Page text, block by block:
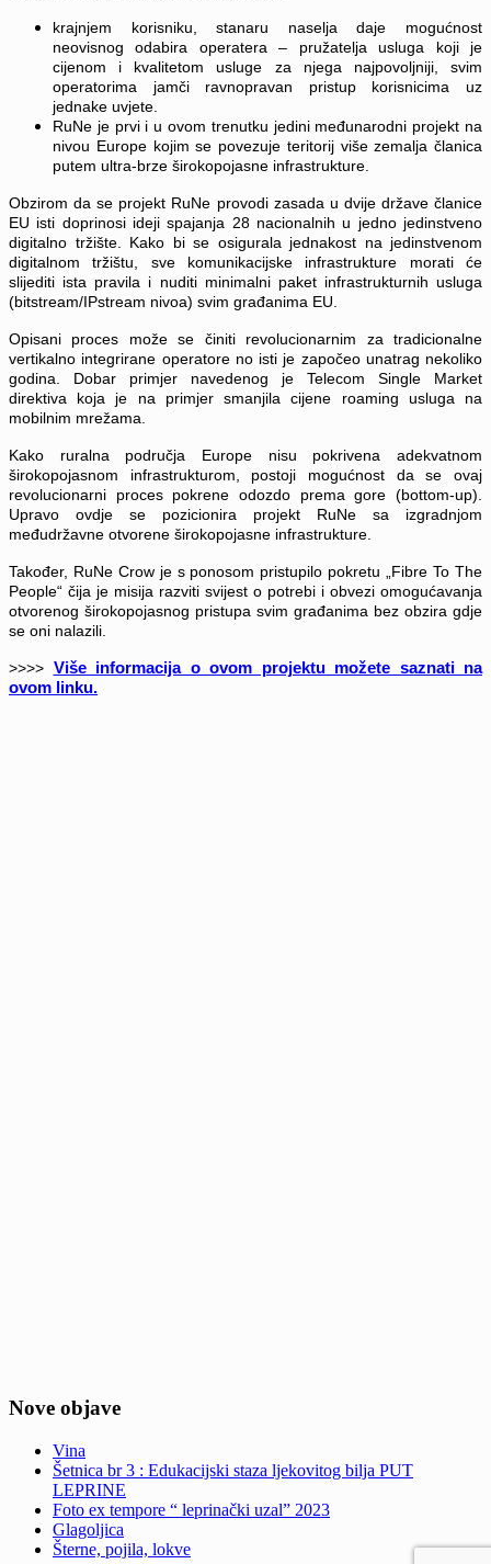
krajnjem korisniku, stanaru naselja daje mogućnost
neovisnog odabira operatera – pružatelja usluga koji je
cijenom i kvalitetom usluge za njega najpovoljniji, svim
operatorima jamči ravnopravan pristup korisnicima uz
jednake uvjete.
RuNe je prvi i u ovom trenutku jedini međunarodni projekt na
nivou Europe kojim se povezuje teritorij više zemalja članica
putem ultra-brze širokopojasne infrastrukture.
Obzirom da se projekt RuNe provodi zasada u dvije države članice
EU isti doprinosi ideji spajanja 28 nacionalnih u jedno jedinstveno
digitalno tržište. Kako bi se osigurala jednakost na jedinstvenom
digitalnom tržištu, sve komunikacijske infrastrukture morati će
slijediti ista pravila i nuditi minimalni paket infrastrukturnih usluga
(bitstream/IPstream nivoa) svim građanima EU.
Opisani proces može se činiti revolucionarnim za tradicionalne
vertikalno integrirane operatore no isti je započeo unatrag nekoliko
godina. Dobar primjer navedenog je Telecom Single Market
direktiva koja je na primjer smanjila cijene roaming usluga na
mobilnim mrežama.
Kako ruralna područja Europe nisu pokrivena adekvatnom
širokopojasnom infrastrukturom, postoji mogućnost da se ovaj
revolucionarni proces pokrene odozdo prema gore (bottom-up).
Upravo ovdje se pozicionira projekt RuNe sa izgradnjom
međudržavne otvorene širokopojasne infrastrukture.
Također, RuNe Crow je s ponosom pristupilo pokretu „Fibre To The
People“ čija je misija razviti svijest o potrebi i obvezi omogućavanja
otvorenog širokopojasnog pristupa svim građanima bez obzira gdje
se oni nalazili.
>>>> Više informacija o ovom projektu možete saznati na
ovom linku.
Nove objave
Vina
Šetnica br 3 : Edukacijski staza ljekovitog bilja PUT
LEPRINE
Foto ex tempore “ leprinački uzal” 2023
Glagoljica
Šterne, pojila, lokve